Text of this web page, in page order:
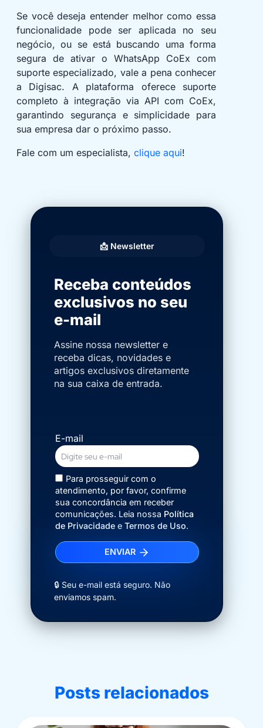
Se você deseja entender melhor como essa
funcionalidade pode ser aplicada no seu
negócio, ou se está buscando uma forma
segura de ativar o WhatsApp CoEx com
suporte especializado, vale a pena conhecer
a Digisac. A plataforma oferece suporte
completo à integração via API com CoEx,
garantindo segurança e simplicidade para
sua empresa dar o próximo passo.
Fale com um especialista, clique aqui!
📩 Newsletter
Receba conteúdos
exclusivos no seu
e-mail
Assine nossa newsletter e
receba dicas, novidades e
artigos exclusivos diretamente
na sua caixa de entrada.
E-mail
Para prosseguir com o
atendimento, por favor, confirme
sua concordância em receber
comunicações. Leia nossa Política
de Privacidadee Termos de Uso.
ENVIAR
🔒 Seu e-mail está seguro. Não
enviamos spam.
Posts relacionados